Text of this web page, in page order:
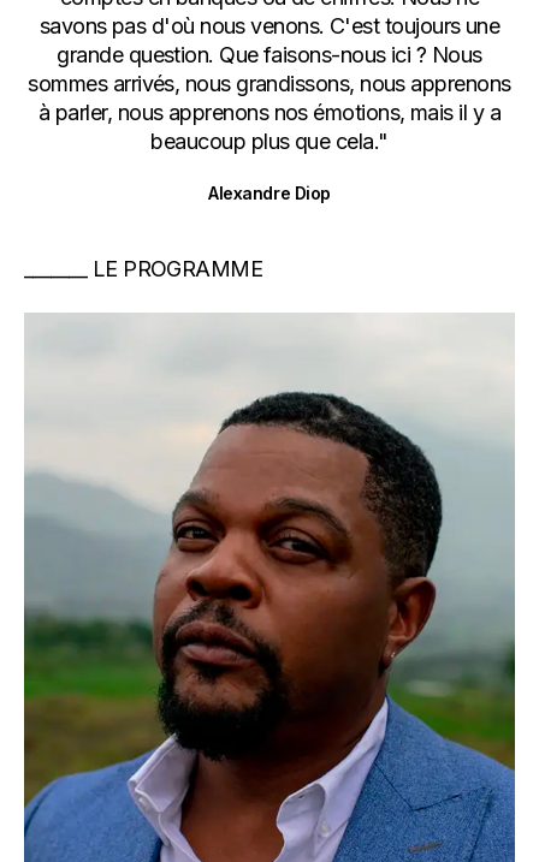
savons pas d'où nous venons. C'est toujours une
grande question. Que faisons-nous ici ? Nous
sommes arrivés, nous grandissons, nous apprenons
à parler, nous apprenons nos émotions, mais il y a
beaucoup plus que cela."
Alexandre Diop
LE PROGRAMME
LE MENTOR